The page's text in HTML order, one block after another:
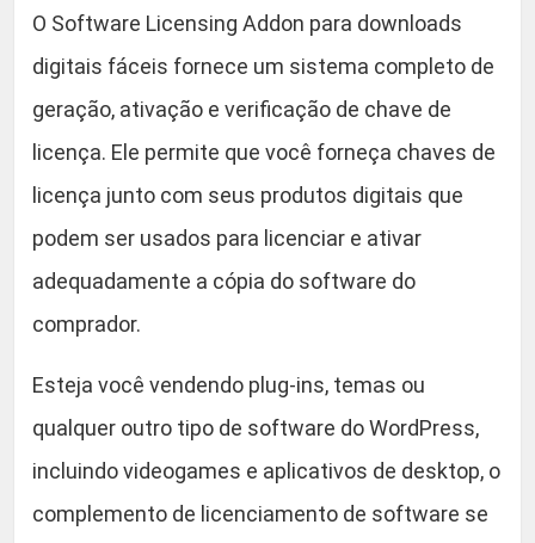
9
9
9
d
d
n
E
a
y
D
i
i
a
l
D
O Software Licensing Addon para downloads
digitais fáceis fornece um sistema completo de
geração, ativação e verificação de chave de
licença. Ele permite que você forneça chaves de
licença junto com seus produtos digitais que
podem ser usados ​​para licenciar e ativar
adequadamente a cópia do software do
comprador.
Esteja você vendendo plug-ins, temas ou
qualquer outro tipo de software do WordPress,
incluindo videogames e aplicativos de desktop, o
complemento de licenciamento de software se